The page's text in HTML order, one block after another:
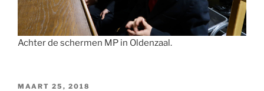
Achter de schermen MP in Oldenzaal.
GEPLAATST
MAART 25, 2018